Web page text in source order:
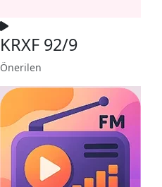
KRXF 92/9
Önerilen